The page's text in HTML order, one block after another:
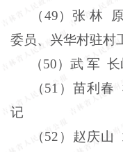
（49） 张 林
委员、兴华村驻村
（50）武 军 长
（51 ）苗利春
记
（52 ）赵庆山